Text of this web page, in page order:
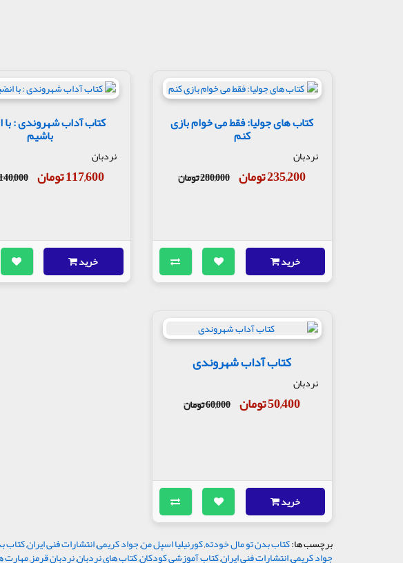
کتاب های جولیا: فقط می خوام بازی
کنم
نردبان
235,200 تومان 280,000 تومان
خرید
کتاب آداب شهروندی : با
باشیم
نردبان
117,600 تومان 140,000
خرید
کتاب آداب شهروندی
نردبان
50,400 تومان 60,000 تومان
خرید
برچسب ها:کتاب بدن تو مال خودته,کورنیلیا اسپل من,جواد کریمی,انتشارات فنی ایران,کتاب
جواد کریمی,انتشارات فنی ایران,کتاب آموزشی کودکان,کتاب های نردبان,نردبان قرمز,مهارت